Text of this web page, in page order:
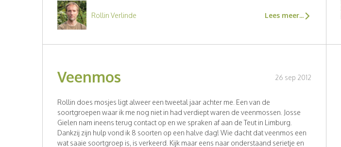
Rollin Verlinde Lees meer...
Veenmos 26 sep 2012
Rollin does mosjes ligt alweer een tweetal jaar achter me. Een van de
soortgroepen waar ik me nog niet in had verdiept waren de veenmossen. Josse
Gielen nam ineens terug contact op en we spraken af aan de Teut in Limburg.
Dankzij zijn hulp vond ik 8 soorten op een halve dag! Wie dacht dat veenmos een
wat saaie soortgroep is, is verkeerd. Kijk maar eens naar onderstaand serietje en